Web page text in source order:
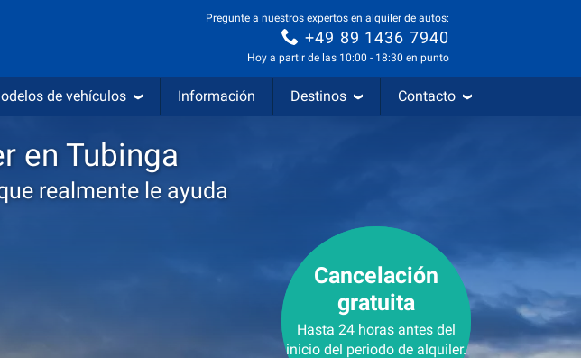
Pregunte a nuestros expertos en alquiler de autos:
+49 89 1436 7940
Hoy a partir de las 10:00 - 18:30 en punto
de vehículos Información Destinos Contacto
en Tubinga
realmente le ayuda
Cancelación
gratuita
Hasta 24 horas antes del
inicio del periodo de alquiler.